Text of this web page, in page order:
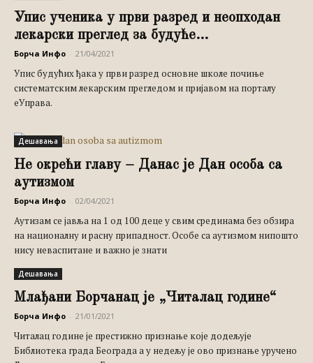
Упис ученика у први разред и неопходан
лекарски преглед за будуће...
Борча Инфо 21/04/2021
Упис будућих ђака у први разред основне школе почиње
систематским лекарским прегледом и пријавом на порталу
еУправа.
Дешавања
Не окрећи главу – Данас је Дан особа са
аутизмом
Борча Инфо 02/04/2021
Аутизам се јавља на 1 од 100 деце у свим срединама без обзира
на националну и расну припадност. Особе са аутизмом нипошто
нису неваспитане и важно је знати
Дешавања
Млађани Борчанац је „Читалац године“
Борча Инфо 21/01/2021
Читалац године је престижно признање које додељује
Библиотека града Београда а у недељу је ово признање уручено